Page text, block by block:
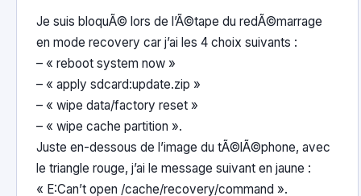
Je suis bloquÃ© lors de l’Ã©tape du redÃ©marrage
en mode recovery car j’ai les 4 choix suivants :
– « reboot system now »
– « apply sdcard:update.zip »
– « wipe data/factory reset »
– « wipe cache partition ».
Juste en-dessous de l’image du tÃ©lÃ©phone, avec
le triangle rouge, j’ai le message suivant en jaune :
« E:Can’t open /cache/recovery/command ».